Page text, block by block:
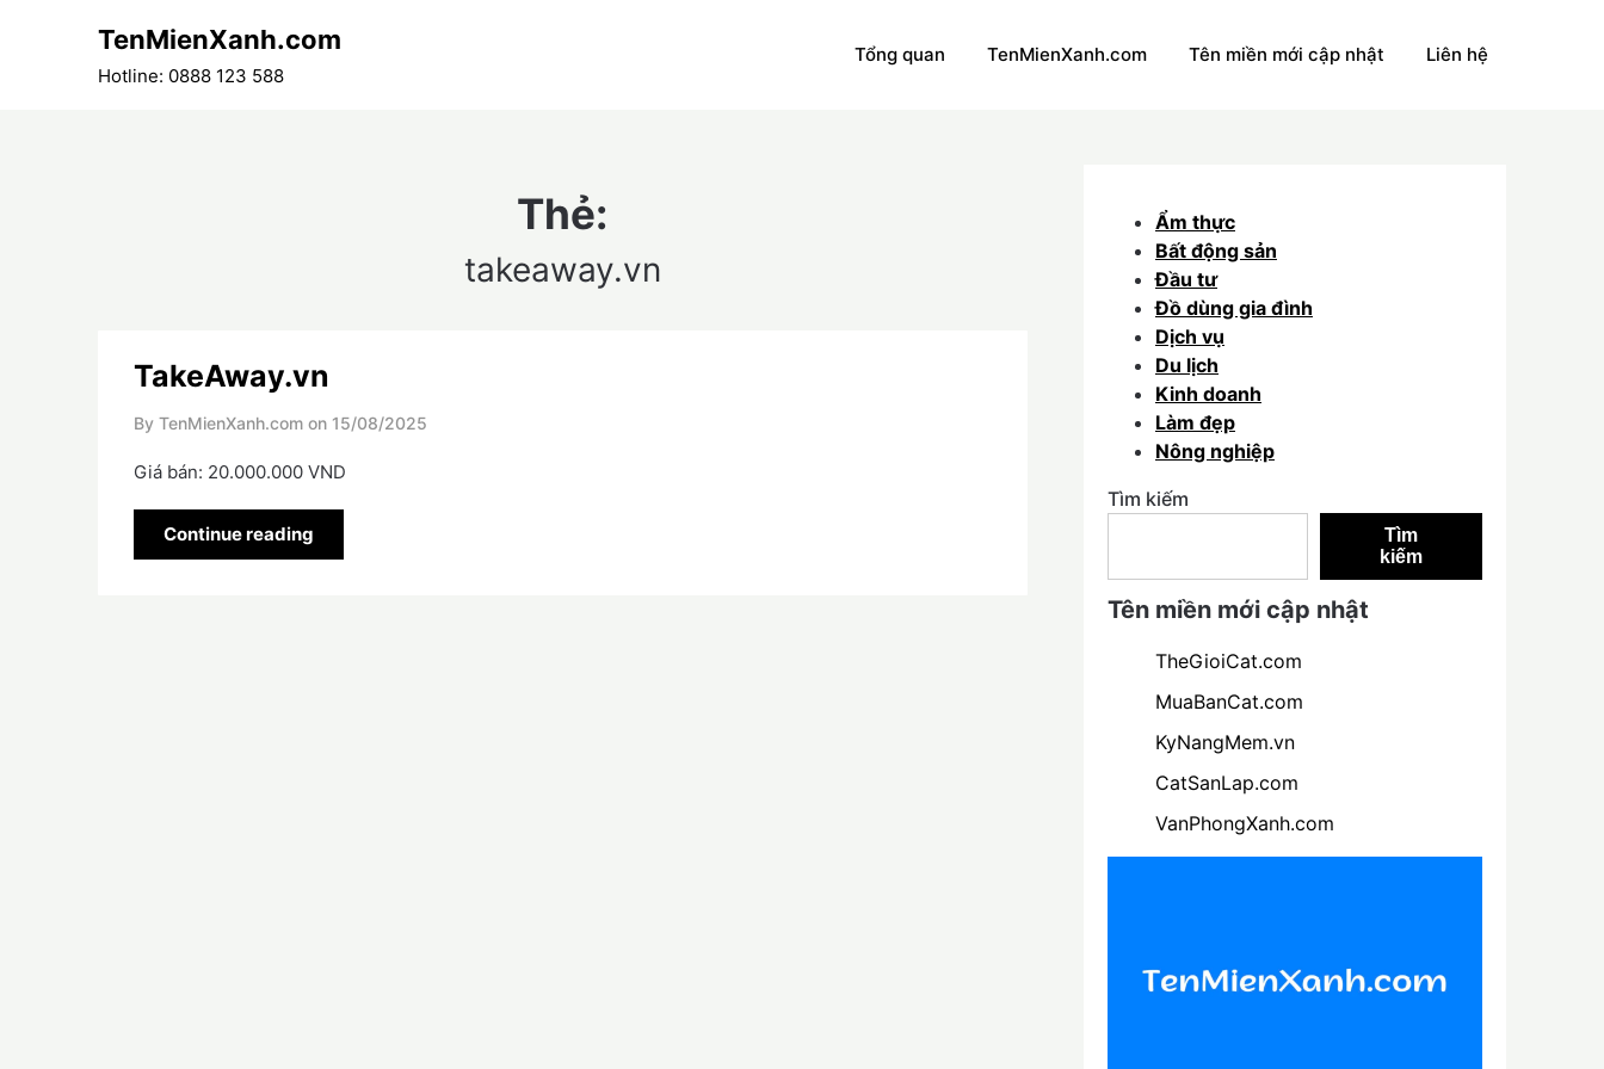
TenMienXanh.com
Hotline: 0888 123 588
Tổng quan TenMienXanh.com Tên miền mới cập nhật Liên hệ
Thẻ:
takeaway.vn
TakeAway.vn
By TenMienXanh.com on 15/08/2025
Giá bán: 20.000.000 VND
Continue reading
Ẩm thực
Bất động sản
Đầu tư
Đồ dùng gia đình
Dịch vụ
Du lịch
Kinh doanh
Làm đẹp
Nông nghiệp
Tìm kiếm
Tìm
kiếm
Tên miền mới cập nhật
TheGioiCat.com
MuaBanCat.com
KyNangMem.vn
CatSanLap.com
VanPhongXanh.com